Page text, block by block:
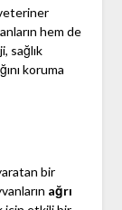
hem de
sağlık
koruma
bir
ağrı